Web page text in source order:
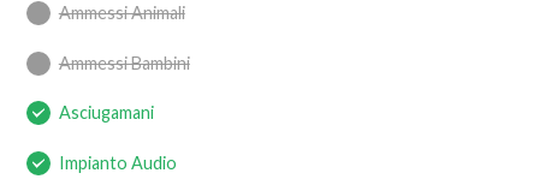
Ammessi Animali
Ammessi Bambini
Asciugamani
Impianto Audio